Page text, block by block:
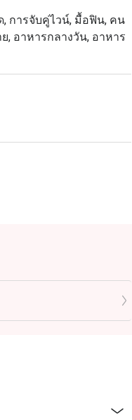
, การจับคู่ไวน์, มื้อฟิน, คน
, อาหารกลางวัน, อาหาร